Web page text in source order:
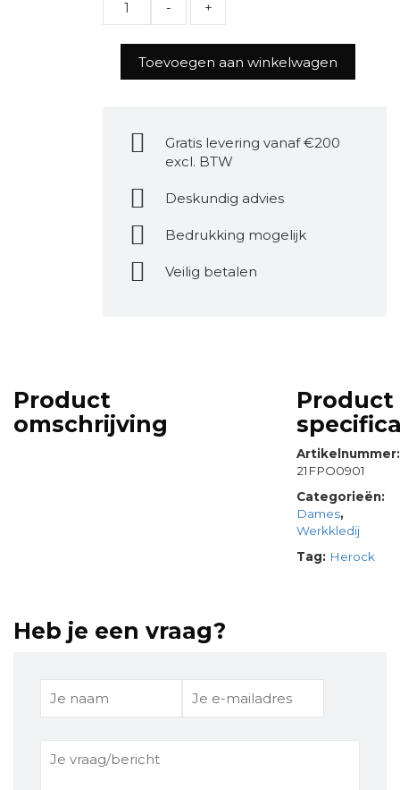
Toevoegen aan winkelwagen
Gratis levering vanaf €200
excl. BTW
Deskundig advies
Bedrukking mogelijk
Veilig betalen
Product
omschrijving
Product
Artikelnummer:
21FPO0901
Categorieën:
Dames,
Werkkledij
Tag: Herock
Heb je een vraag?